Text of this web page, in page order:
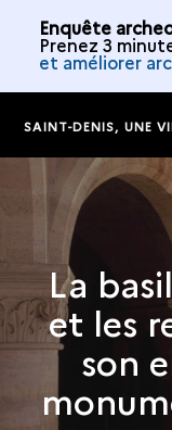
Enquête
Prenez 3
et améliorer
SAINT-DENIS, UNE
La
et les
son